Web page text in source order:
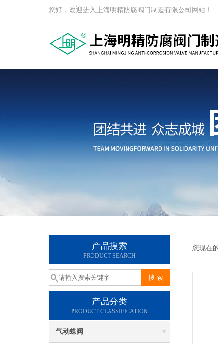
您好，欢迎进入上海明精防腐阀门制造有限公司网站！
产品搜索
PRODUCT SEARCH
产品分类
PRODUCT CLASSIFICATION
气动蝶阀
您现在